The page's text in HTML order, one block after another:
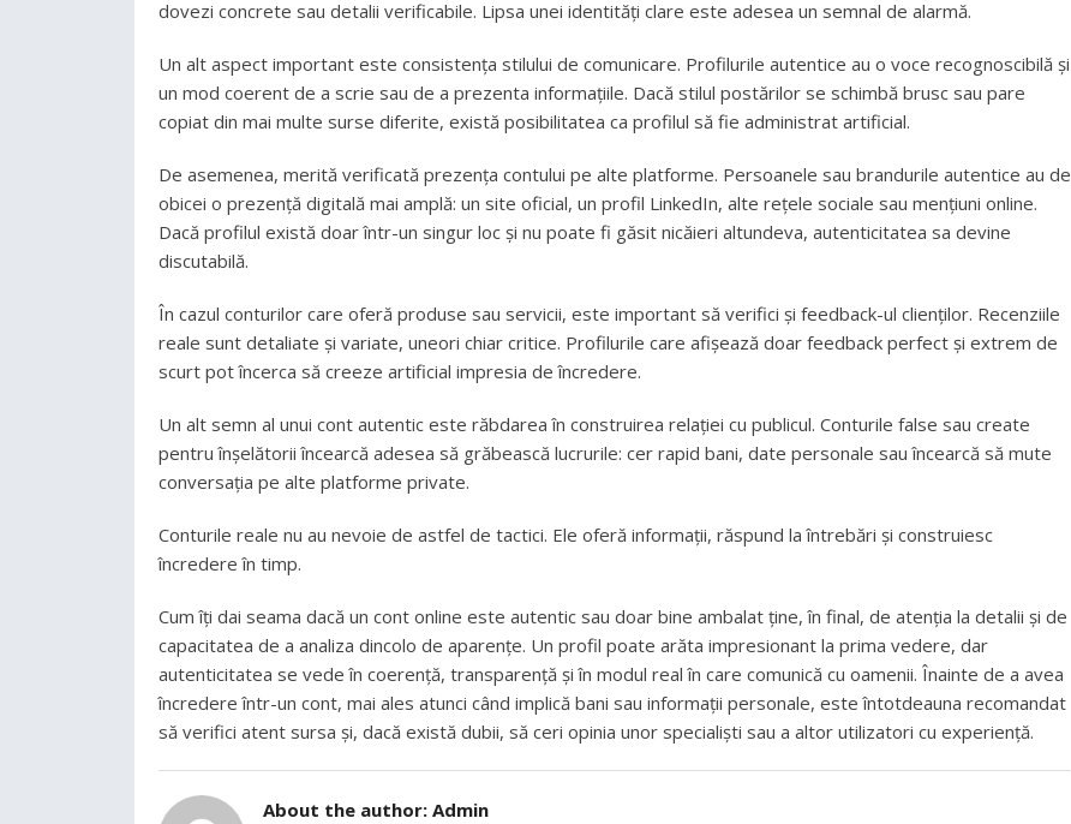
dovezi concrete sau detalii verificabile. Lipsa unei identități clare este adesea un semnal de alarmă.
Un alt aspect important este consistența stilului de comunicare. Profilurile autentice au o voce recognoscibilă și
un mod coerent de a scrie sau de a prezenta informațiile. Dacă stilul postărilor se schimbă brusc sau pare
copiat din mai multe surse diferite, există posibilitatea ca profilul să fie administrat artificial.
De asemenea, merită verificată prezența contului pe alte platforme. Persoanele sau brandurile autentice au de
obicei o prezență digitală mai amplă: un site oficial, un profil LinkedIn, alte rețele sociale sau mențiuni online.
Dacă profilul există doar într-un singur loc și nu poate fi găsit nicăieri altundeva, autenticitatea sa devine
discutabilă.
În cazul conturilor care oferă produse sau servicii, este important să verifici și feedback-ul clienților. Recenziile
reale sunt detaliate și variate, uneori chiar critice. Profilurile care afișează doar feedback perfect și extrem de
scurt pot încerca să creeze artificial impresia de încredere.
Un alt semn al unui cont autentic este răbdarea în construirea relației cu publicul. Conturile false sau create
pentru înșelătorii încearcă adesea să grăbească lucrurile: cer rapid bani, date personale sau încearcă să mute
conversația pe alte platforme private.
Conturile reale nu au nevoie de astfel de tactici. Ele oferă informații, răspund la întrebări și construiesc
încredere în timp.
Cum îți dai seama dacă un cont online este autentic sau doar bine ambalat ține, în final, de atenția la detalii și de
capacitatea de a analiza dincolo de aparențe. Un profil poate arăta impresionant la prima vedere, dar
autenticitatea se vede în coerență, transparență și în modul real în care comunică cu oamenii. Înainte de a avea
încredere într-un cont, mai ales atunci când implică bani sau informații personale, este întotdeauna recomandat
să verifici atent sursa și, dacă există dubii, să ceri opinia unor specialiști sau a altor utilizatori cu experiență.
About the author: Admin